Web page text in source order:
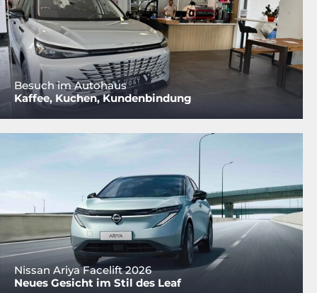
Besuch im Autohaus
Kaffee, Kuchen, Kundenbindung
Nissan Ariya Facelift 2026
Neues Gesicht im Stil des Leaf